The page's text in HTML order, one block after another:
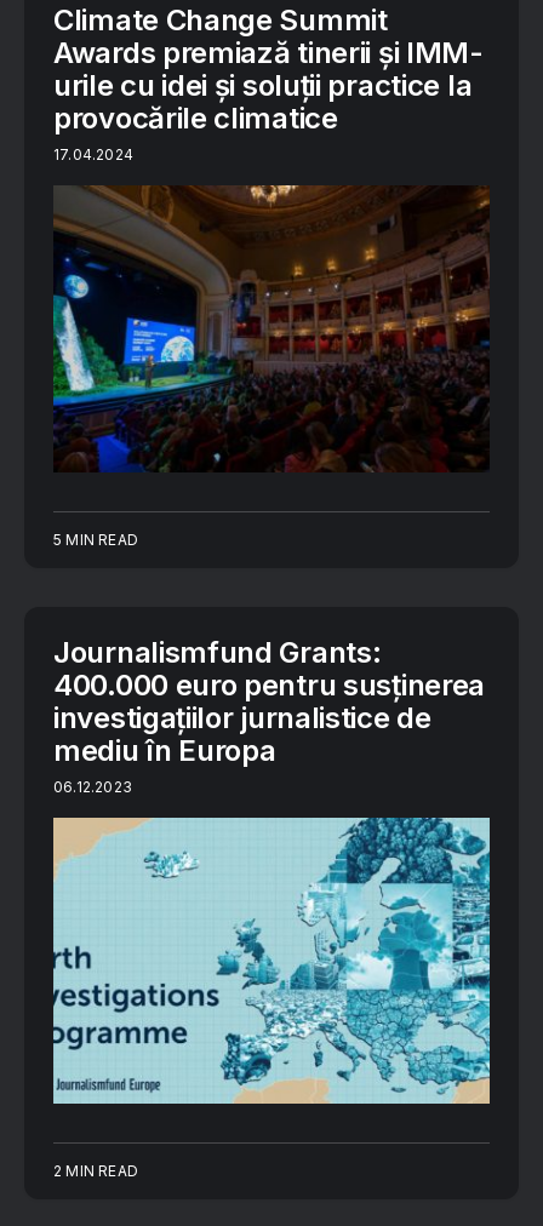
Climate Change Summit
Awards premiază tinerii și IMM-
urile cu idei și soluții practice la
provocările climatice
17.04.2024
5 MIN READ
Journalismfund Grants:
400.000 euro pentru susținerea
investigațiilor jurnalistice de
mediu în Europa
06.12.2023
2 MIN READ